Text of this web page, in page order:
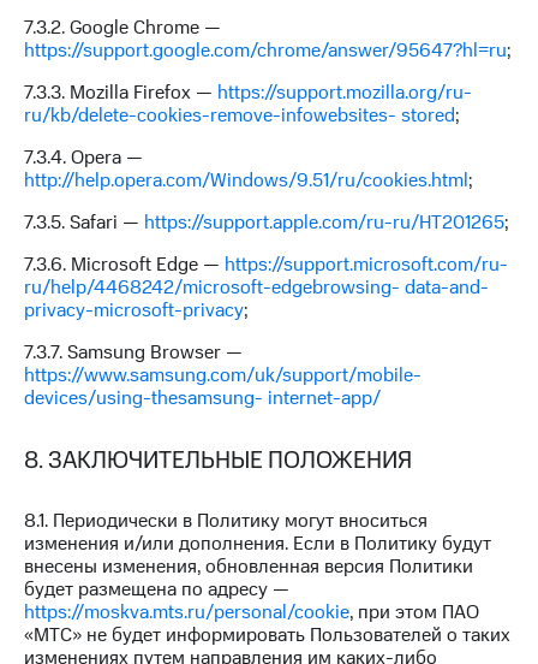
7.3.2. Google Chrome —
https://support.google.com/chrome/answer/95647?hl=ru;
7.3.3. Mozilla Firefox — https://support.mozilla.org/ru-
ru/kb/delete-cookies-remove-infowebsites- stored;
7.3.4. Opera —
http://help.opera.com/Windows/9.51/ru/cookies.html;
7.3.5. Safari — https://support.apple.com/ru-ru/HT201265;
7.3.6. Microsoft Edge — https://support.microsoft.com/ru-
ru/help/4468242/microsoft-edgebrowsing- data-and-
privacy-microsoft-privacy;
7.3.7. Samsung Browser —
https://www.samsung.com/uk/support/mobile-
devices/using-thesamsung- internet-app/
8. ЗАКЛЮЧИТЕЛЬНЫЕ ПОЛОЖЕНИЯ
8.1. Периодически в Политику могут вноситься
изменения и/или дополнения. Если в Политику будут
внесены изменения, обновленная версия Политики
будет размещена по адресу —
https://moskva.mts.ru/personal/cookie, при этом ПАО
«МТС» не будет информировать Пользователей о таких
изменениях путем направления им каких-либо